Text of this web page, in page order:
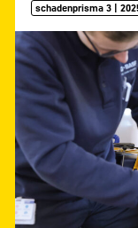
schadenprisma 3 |